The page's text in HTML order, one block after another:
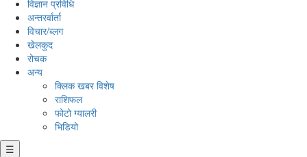
विज्ञान प्रविधि
अन्तरर्वार्ता
विचार/ब्लग
खेलकुद
रोचक
अन्य
क्लिक खबर विशेष
राशिफल
फोटो ग्यालरी
भिडियो
☰